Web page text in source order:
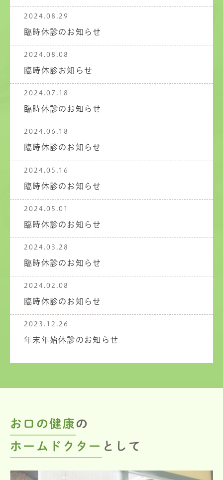
2024.08.29
臨時休診のお知らせ
2024.08.08
臨時休診お知らせ
2024.07.18
臨時休診のお知らせ
2024.06.18
臨時休診のお知らせ
2024.05.16
臨時休診のお知らせ
2024.05.01
臨時休診のお知らせ
2024.03.28
臨時休診のお知らせ
2024.02.08
臨時休診のお知らせ
2023.12.26
年末年始休診のお知らせ
お口の健康の
ホームドクター として